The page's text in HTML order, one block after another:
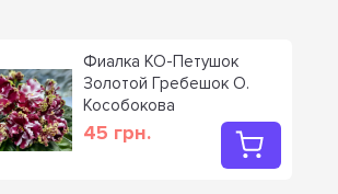
Фиалка КО-Петушок
Золотой Гребешок О.
Кособокова
45 грн.